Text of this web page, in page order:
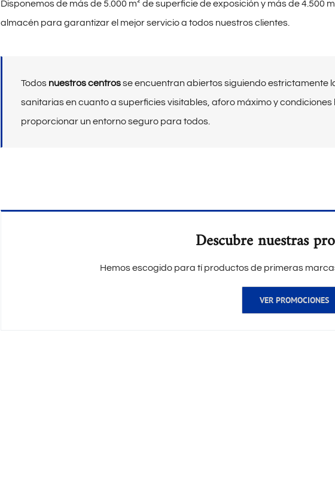
Disponemos de más de 5.000 m² de superficie de exposición y más de 4.500
almacén para garantizar el mejor servicio a todos nuestros clientes.
Todos nuestros centrosse encuentran abiertos siguiendo estrictamente
sanitarias en cuanto a superficies visitables, aforo máximo y
proporcionar un entorno seguro para todos.
Descubre nuestras
Hemos escogido para tí productos de primeras
VER PROMOCIONES